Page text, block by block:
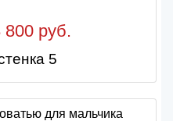
800 руб.
5